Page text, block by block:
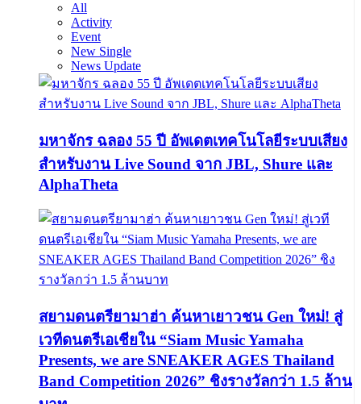
All
Activity
Event
New Single
News Update
มหาจักร ฉลอง 55 ปี อัพเดตเทคโนโลยีระบบเสียง
สำหรับงาน Live Sound จาก JBL, Shure และ
AlphaTheta
สยามดนตรียามาฮ่า ค้นหาเยาวชน Gen ใหม่! สู่
เวทีดนตรีเอเชียใน “Siam Music Yamaha
Presents, we are SNEAKER AGES Thailand
Band Competition 2026” ชิงรางวัลกว่า 1.5 ล้าน